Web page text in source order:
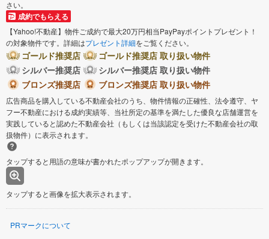
さい。
成約でもらえる
【Yahoo!不動産】物件ご成約で最大20万円相当PayPayポイントプレゼント！
の対象物件です。詳細はプレゼント詳細をご覧ください。
ゴールド推奨店
ゴールド推奨店 取り扱い物件
シルバー推奨店
シルバー推奨店 取り扱い物件
ブロンズ推奨店
ブロンズ推奨店 取り扱い物件
広告商品を購入している不動産会社のうち、物件情報の正確性、法令遵守、ヤ
フー不動産における成約実績等、当社所定の基準を満たした優良な店舗運営を
実践していると認めた不動産会社（もしくは当該認定を受けた不動産会社の取
扱物件）に表示されます。
タップすると用語の意味が書かれたポップアップが開きます。
タップすると画像を拡大表示されます。
PRマークについて